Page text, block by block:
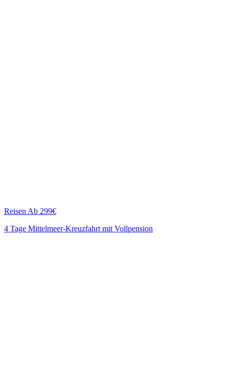
Reisen Ab 299€
4 Tage Mittelmeer-Kreuzfahrt mit Vollpension